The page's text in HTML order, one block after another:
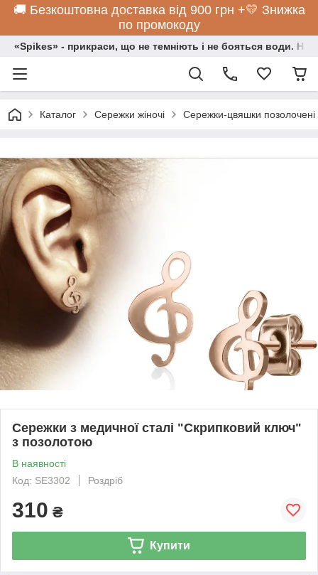
🚚 Безкоштовна доставка від 900 грн +💛 Знижка
по промокоду
«Spikes» - прикраси, що не темніють і не бояться води.
Каталог Сережки жіночі Сережки-цвяшки позолочені
Сережки з медичної сталі "Скрипковий ключ"
з позолотою
В наявності
Код: SE3302
Роздріб
310 ₴
Купити